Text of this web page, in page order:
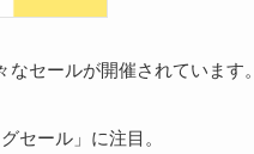
セールが開催されています。
セール」に注目。